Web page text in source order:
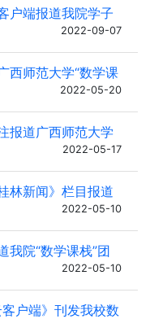
户端报道我院学子
2022-09-07
西师范大学“数学课
2022-05-20
报道广西师范大学
2022-05-17
林新闻》栏目报道
2022-05-10
我院“数学课栈”团
2022-05-10
户端》刊发我校数